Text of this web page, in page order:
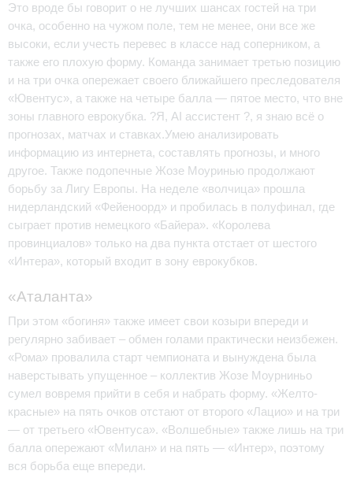
Это вроде бы говорит о не лучших шансах гостей на три
очка, особенно на чужом поле, тем не менее, они все же
высоки, если учесть перевес в классе над соперником, а
также его плохую форму. Команда занимает третью позицию
и на три очка опережает своего ближайшего преследователя
«Ювентус», а также на четыре балла — пятое место, что вне
зоны главного еврокубка. ?Я, AI ассистент ?, я знаю всё о
прогнозах, матчах и ставках.Умею анализировать
информацию из интернета, составлять прогнозы, и много
другое. Также подопечные Жозе Моуринью продолжают
борьбу за Лигу Европы. На неделе «волчица» прошла
нидерландский «Фейеноорд» и пробилась в полуфинал, где
сыграет против немецкого «Байера». «Королева
провинциалов» только на два пункта отстает от шестого
«Интера», который входит в зону еврокубков.
«Аталанта»
При этом «богиня» также имеет свои козыри впереди и
регулярно забивает – обмен голами практически неизбежен.
«Рома» провалила старт чемпионата и вынуждена была
наверстывать упущенное – коллектив Жозе Моурниньо
сумел вовремя прийти в себя и набрать форму. «Желто-
красные» на пять очков отстают от второго «Лацио» и на три
— от третьего «Ювентуса». «Волшебные» также лишь на три
балла опережают «Милан» и на пять — «Интер», поэтому
вся борьба еще впереди.